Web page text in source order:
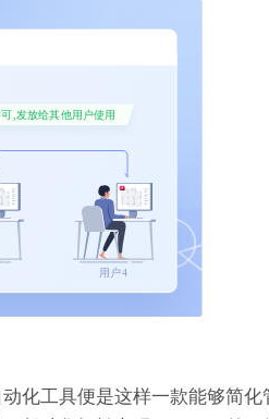
化工具便是这样一款能够简化